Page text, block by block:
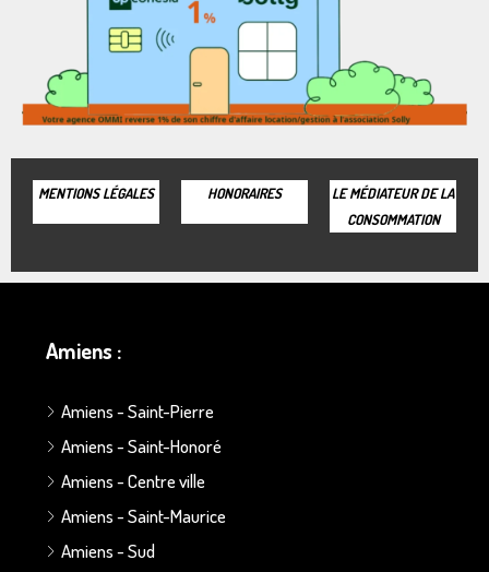
MENTIONS LÉGALES HONORAIRES
LE MÉDIATEUR DE LA
CONSOMMATION
Amiens :
Amiens - Saint-Pierre
Amiens - Saint-Honoré
Amiens - Centre ville
Amiens - Saint-Maurice
Amiens - Sud